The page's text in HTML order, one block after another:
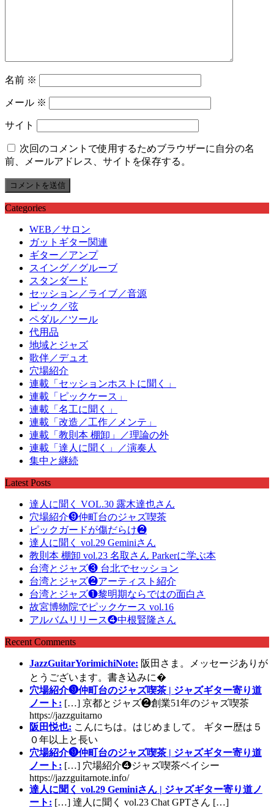
名前 ※
メール ※
サイト
次回のコメントで使用するためブラウザーに自分の名
前、メールアドレス、サイトを保存する。
Categories
WEB／サロン
ガットギター関連
ギター／アンプ
スイング／グルーブ
スタンダード
セッション／ライブ／音源
ピック／弦
ペダル／ツール
代用品
地域とジャズ
歌伴／デュオ
穴場紹介
連載「セッションホストに聞く」
連載「ピックケース」
連載「名工に聞く」
連載「改造／工作／メンテ」
連載「教則本 棚卸」／理論の外
連載「達人に聞く」／演奏人
集中と継続
Latest Posts
達人に聞く VOL.30 露木達也さん
穴場紹介❾仲町台のジャズ喫茶
ピックガードが傷だらけ❷
達人に聞く vol.29 Geminiさん
教則本 棚卸 vol.23 名取さん Parkerに学ぶ本
台湾とジャズ❸ 台北でセッション
台湾とジャズ❷アーティスト紹介
台湾とジャズ❶黎明期ならではの面白さ
故宮博物院でピックケース vol.16
アルバムリリース❹中根賢隆さん
Recent Comments
JazzGuitarYorimichiNote: 阪田さま。メッセージありが
とうございます。書き込みに�
穴場紹介❾仲町台のジャズ喫茶 | ジャズギター寄り道
ノート: […] 京都とジャズ❷創業51年のジャズ喫茶
https://jazzguitarno
阪田悦也: こんにちは。はじめまして。 ギター歴は５
０年以上と長い
穴場紹介❾仲町台のジャズ喫茶 | ジャズギター寄り道
ノート: […] 穴場紹介❹ジャズ喫茶ベイシー
https://jazzguitarnote.info/
達人に聞く vol.29 Geminiさん | ジャズギター寄り道ノ
ート: […] 達人に聞く vol.23 Chat GPTさん […]